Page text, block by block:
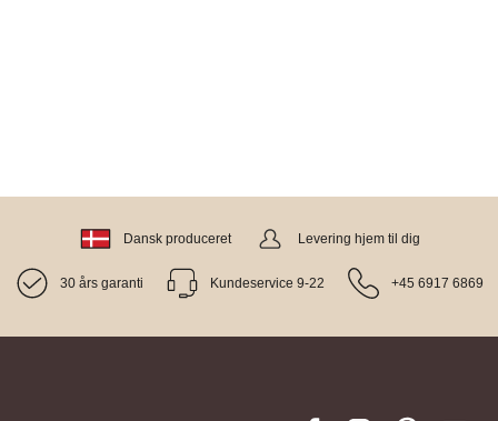
Dansk produceret Levering hjem til dig
30 års garanti Kundeservice 9-22 +45 6917 6869